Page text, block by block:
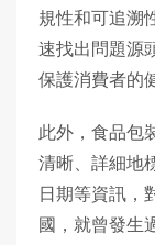
規性和可追溯
速找出問題源
保護消費者的
此外，食品包
清晰、詳細地
日期等資訊，
國，就曾發生